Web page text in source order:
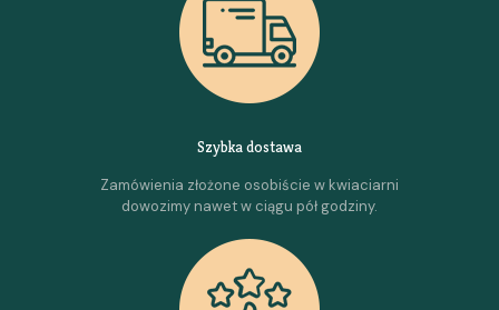
Szybka dostawa
Zamówienia złożone osobiście w kwiaciarni
dowozimy nawet w ciągu pół godziny.